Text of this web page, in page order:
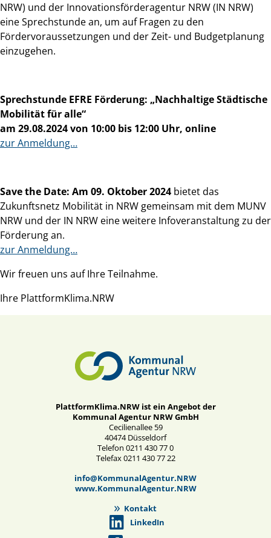
NRW) und der Innovationsförderagentur NRW (IN NRW)
eine Sprechstunde an, um auf Fragen zu den
Fördervoraussetzungen und der Zeit- und Budgetplanung
einzugehen.
Sprechstunde EFRE Förderung: „Nachhaltige Städtische
Mobilität für alle“
am 29.08.2024 von 10:00 bis 12:00 Uhr, online
zur Anmeldung…
Save the Date: Am 09. Oktober 2024 bietet das
Zukunftsnetz Mobilität in NRW gemeinsam mit dem MUNV
NRW und der IN NRW eine weitere Infoveranstaltung zu der
Förderung an.
zur Anmeldung…
Wir freuen uns auf Ihre Teilnahme.
Ihre PlattformKlima.NRW
PlattformKlima.NRW ist ein Angebot der
Kommunal Agentur NRW GmbH
Cecilienallee 59
40474 Düsseldorf
Telefon 0211 430 77 0
Telefax 0211 430 77 22
info@KommunalAgentur.NRW
www.KommunalAgentur.NRW
Kontakt
LinkedIn